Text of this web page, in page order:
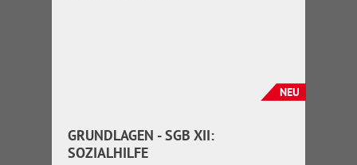
NEU
GRUNDLAGEN - SGB XII:
SOZIALHILFE